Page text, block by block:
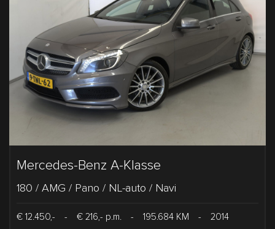
Mercedes-Benz A-Klasse
180 / AMG / Pano / NL-auto / Navi
€ 12.450,- - € 216,- p.m. - 195.684 KM - 2014